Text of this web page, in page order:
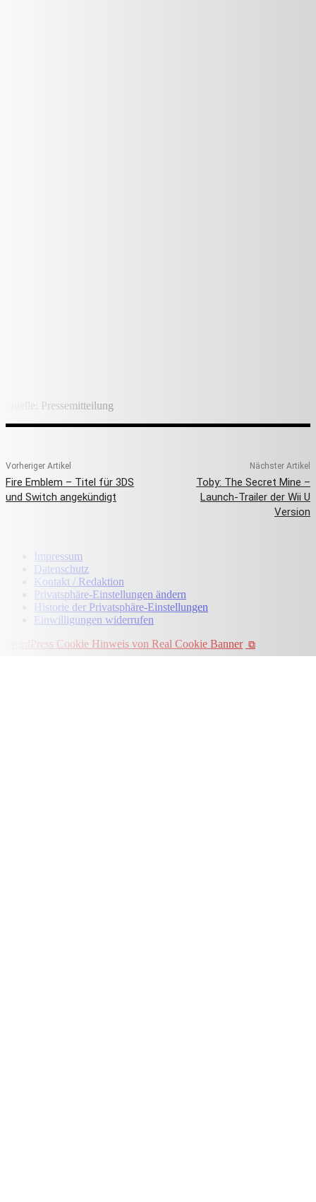
Quelle: Pressemitteilung
Vorheriger Artikel
Fire Emblem – Titel für 3DS
und Switch angekündigt
Nächster Artikel
Toby: The Secret Mine –
Launch-Trailer der Wii U
Version
Impressum
Datenschutz
Kontakt / Redaktion
Privatsphäre-Einstellungen ändern
Historie der Privatsphäre-Einstellungen
Einwilligungen widerrufen
WordPress Cookie Hinweis von Real Cookie Banner